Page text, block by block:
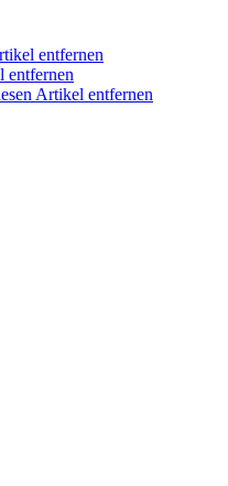
entfernen
entfernen
Artikel entfernen